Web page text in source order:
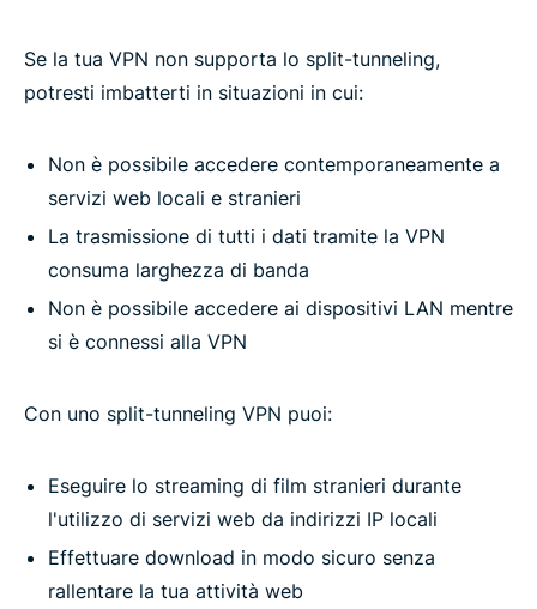
Piattaforme con lo split-tunneling VPN
VPN split tunneling: Route traffic your way with
ExpressVPN
Why use VPN split tunneling?
Devices and platforms that support split tunneling
What you can expect with split tunneling
Se la tua VPN non supporta lo split-tunneling,
potresti imbatterti in situazioni in cui:
Non è possibile accedere contemporaneamente a
servizi web locali e stranieri
La trasmissione di tutti i dati tramite la VPN
consuma larghezza di banda
Non è possibile accedere ai dispositivi LAN mentre
si è connessi alla VPN
Con uno split-tunneling VPN puoi:
Eseguire lo streaming di film stranieri durante
l'utilizzo di servizi web da indirizzi IP locali
Effettuare download in modo sicuro senza
rallentare la tua attività web